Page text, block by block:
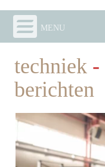
menu
techniek -
berichten